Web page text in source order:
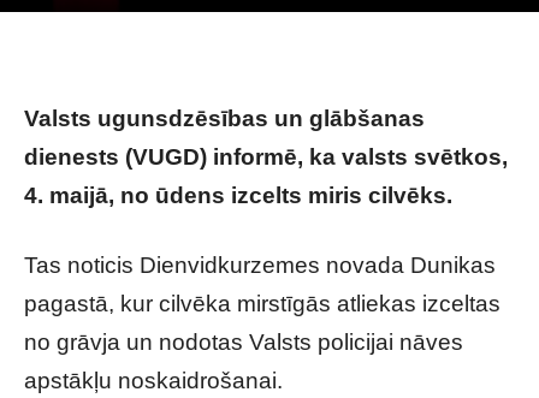
Valsts ugunsdzēsības un glābšanas
dienests (VUGD) informē, ka valsts svētkos,
4. maijā, no ūdens izcelts miris cilvēks.
Tas noticis Dienvidkurzemes novada Dunikas
pagastā, kur cilvēka mirstīgās atliekas izceltas
no grāvja un nodotas Valsts policijai nāves
apstākļu noskaidrošanai.